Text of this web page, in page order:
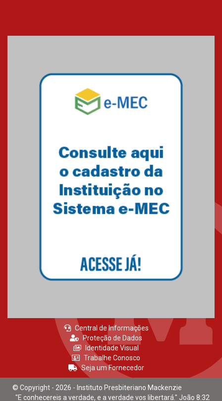
Central de Informações
Proteção de Dados
Identidade Visual
Trabalhe Conosco
Seja um Fornecedor
© Copyright - 2026 - Instituto Presbiteriano Mackenzie
"E conhecereis a verdade, e a verdade vos libertará." João 8:32